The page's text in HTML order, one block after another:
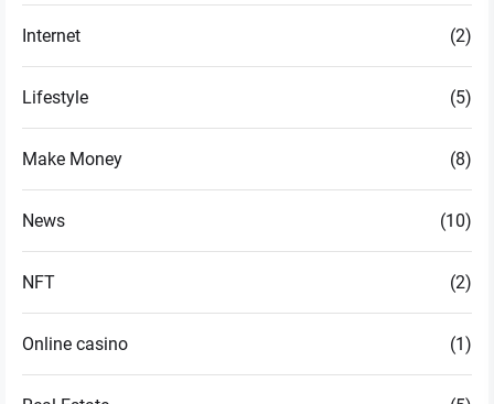
Internet (2)
Lifestyle (5)
Make Money (8)
News (10)
NFT (2)
Online casino (1)